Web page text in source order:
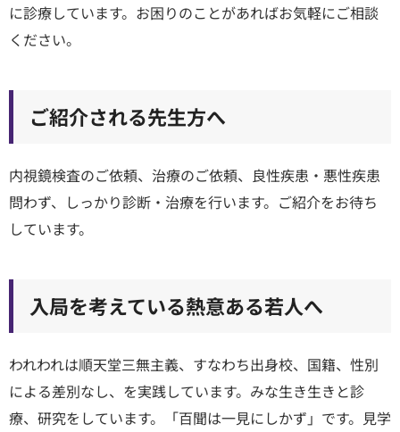
に診療しています。お困りのことがあればお気軽にご相談
ください。
ご紹介される先生方へ
内視鏡検査のご依頼、治療のご依頼、良性疾患・悪性疾患
問わず、しっかり診断・治療を行います。ご紹介をお待ち
しています。
入局を考えている熱意ある若人へ
われわれは順天堂三無主義、すなわち出身校、国籍、性別
による差別なし、を実践しています。みな生き生きと診
療、研究をしています。「百聞は一見にしかず」です。見学